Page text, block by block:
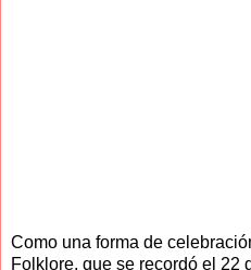
Como una forma de
Folklore, que se recordó el 22